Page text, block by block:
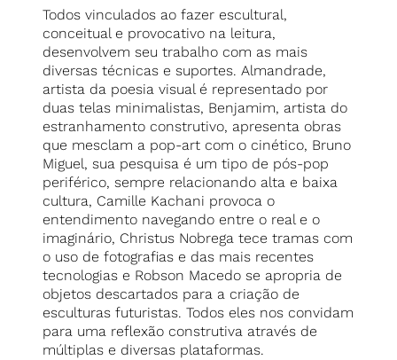
Todos vinculados ao fazer escultural,
conceitual e provocativo na leitura,
desenvolvem seu trabalho com as mais
diversas técnicas e suportes. Almandrade,
artista da poesia visual é representado por
duas telas minimalistas, Benjamim, artista do
estranhamento construtivo, apresenta obras
que mesclam a pop-art com o cinético, Bruno
Miguel, sua pesquisa é um tipo de pós-pop
periférico, sempre relacionando alta e baixa
cultura, Camille Kachani provoca o
entendimento navegando entre o real e o
imaginário, Christus Nobrega tece tramas com
o uso de fotografias e das mais recentes
tecnologias e Robson Macedo se apropria de
objetos descartados para a criação de
esculturas futuristas. Todos eles nos convidam
para uma reflexão construtiva através de
múltiplas e diversas plataformas.